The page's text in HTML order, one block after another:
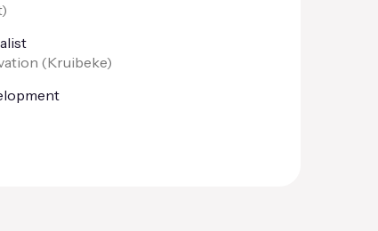
)
(Kruibeke)